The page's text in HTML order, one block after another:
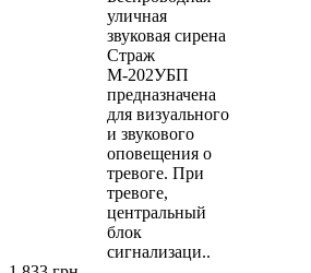
уличная
звуковая сирена
Страж
М-202УБП
предназначена
для визуального
и звукового
оповещения о
тревоге. При
тревоге,
центральный
блок
сигнализаци..